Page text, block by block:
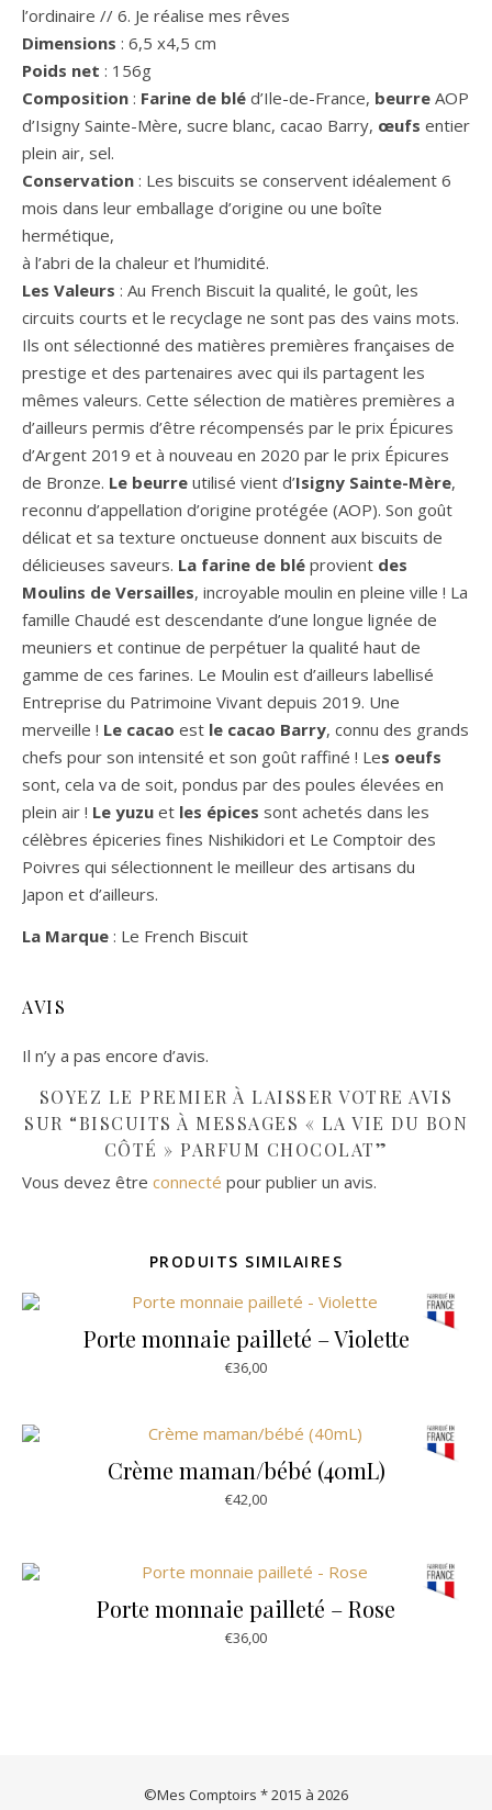
l’ordinaire // 6. Je réalise mes rêves
Dimensions : 6,5 x4,5 cm
Poids net : 156g
Composition : Farine de blé d’Ile-de-France, beurre AOP
d’Isigny Sainte-Mère, sucre blanc, cacao Barry, œufs entier
plein air, sel.
Conservation : Les biscuits se conservent idéalement 6
mois dans leur emballage d’origine ou une boîte
hermétique,
à l’abri de la chaleur et l’humidité.
Les Valeurs : Au French Biscuit la qualité, le goût, les
circuits courts et le recyclage ne sont pas des vains mots.
Ils ont sélectionné des matières premières françaises de
prestige et des partenaires avec qui ils partagent les
mêmes valeurs. Cette sélection de matières premières a
d’ailleurs permis d’être récompensés par le prix Épicures
d’Argent 2019 et à nouveau en 2020 par le prix Épicures
de Bronze. Le beurre utilisé vient d’Isigny Sainte-Mère,
reconnu d’appellation d’origine protégée (AOP). Son goût
délicat et sa texture onctueuse donnent aux biscuits de
délicieuses saveurs. La farine de blé provient des
Moulins de Versailles, incroyable moulin en pleine ville ! La
famille Chaudé est descendante d’une longue lignée de
meuniers et continue de perpétuer la qualité haut de
gamme de ces farines. Le Moulin est d’ailleurs labellisé
Entreprise du Patrimoine Vivant depuis 2019. Une
merveille ! Le cacao est le cacao Barry, connu des grands
chefs pour son intensité et son goût raffiné ! Les oeufs
sont, cela va de soit, pondus par des poules élevées en
plein air ! Le yuzu et les épices sont achetés dans les
célèbres épiceries fines Nishikidori et Le Comptoir des
Poivres qui sélectionnent le meilleur des artisans du
Japon et d’ailleurs.
La Marque : Le French Biscuit
AVIS
Il n’y a pas encore d’avis.
SOYEZ LE PREMIER À LAISSER VOTRE AVIS
SUR “BISCUITS À MESSAGES « LA VIE DU BON
CÔTÉ » PARFUM CHOCOLAT”
Vous devez être connecté pour publier un avis.
PRODUITS SIMILAIRES
Porte monnaie pailleté – Violette
€36,00
Crème maman/bébé (40mL)
€42,00
Porte monnaie pailleté – Rose
€36,00
©Mes Comptoirs * 2015 à 2026